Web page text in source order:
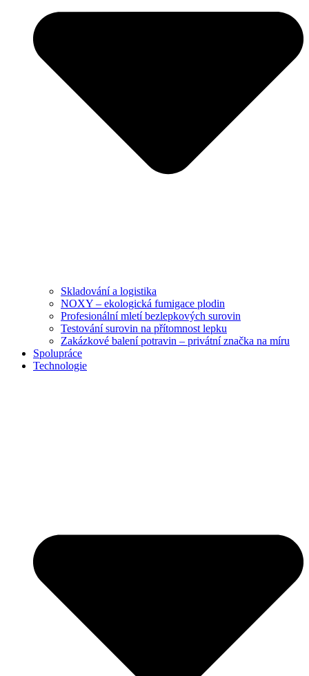
Skladování a logistika
NOXY – ekologická fumigace plodin
Profesionální mletí bezlepkových surovin
Testování surovin na přítomnost lepku
Zakázkové balení potravin – privátní značka na míru
Spolupráce
Technologie